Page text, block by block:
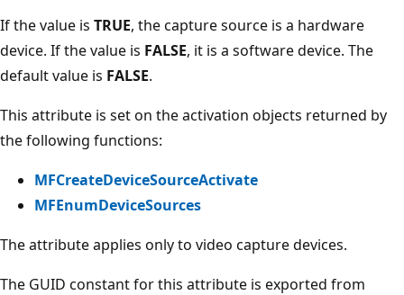
If the value is TRUE, the capture source is a hardware
device. If the value is FALSE, it is a software device. The
default value is FALSE.
This attribute is set on the activation objects returned by
the following functions:
MFCreateDeviceSourceActivate
MFEnumDeviceSources
The attribute applies only to video capture devices.
The GUID constant for this attribute is exported from